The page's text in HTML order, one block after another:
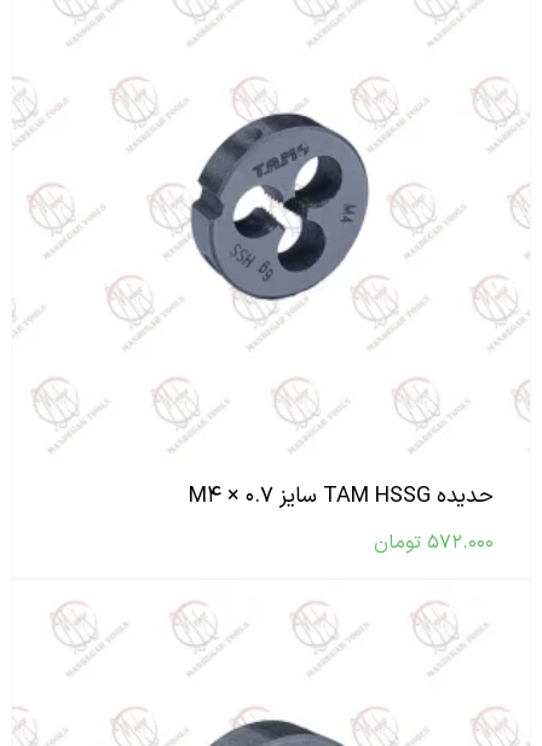
حدیده TAM HSSG سایز M۴ × ۰.۷
۵۷۲.۰۰۰ تومان